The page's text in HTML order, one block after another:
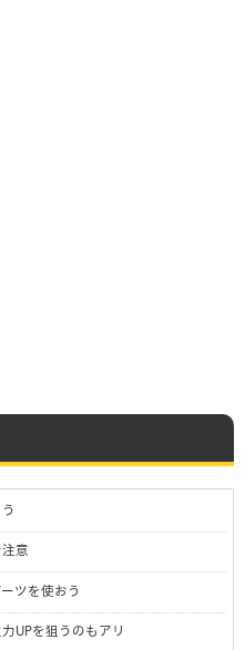
意
ツを使おう
UPを狙うのもアリ